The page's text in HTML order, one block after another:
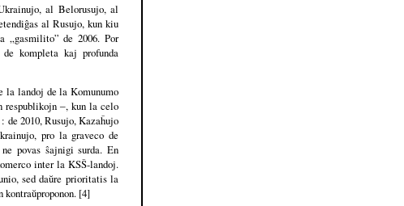
al Belorusujo, al
al Rusujo, kun kiu
„gasmilito” de 2006. Por
kompleta kaj profunda
la landoj de la Komunumo
respublikojn ‒, kun la celo
de 2010, Rusujo, Kazaĥujo
pro la graveco de
povas ŝajnigi surda. En
inter la KSŜ-landoj.
sed daŭre prioritatis la
[4]